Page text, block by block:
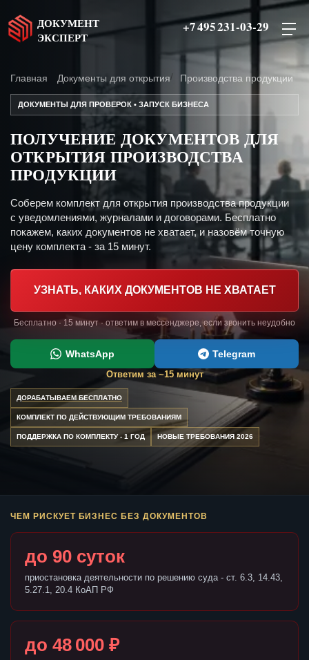
ДОКУМЕНТ
ЭКСПЕРТ
+7 495 231-03-29
Главная Документы для открытия Производства продукции
ДОКУМЕНТЫ ДЛЯ ПРОВЕРОК • ЗАПУСК БИЗНЕСА
ПОЛУЧЕНИЕ ДОКУМЕНТОВ ДЛЯ
ОТКРЫТИЯ ПРОИЗВОДСТВА
ПРОДУКЦИИ
Соберем комплект для открытия производства продукции
с уведомлениями, журналами и договорами. Бесплатно
покажем, каких документов не хватает, и назовём точную
цену комплекта - за 15 минут.
УЗНАТЬ, КАКИХ ДОКУМЕНТОВ НЕ ХВАТАЕТ
Бесплатно · 15 минут · ответим в мессенджере, если звонить неудобно
WhatsApp Telegram
Ответим за ~15 минут
ДОРАБАТЫВАЕМ БЕСПЛАТНО
КОМПЛЕКТ ПО ДЕЙСТВУЮЩИМ ТРЕБОВАНИЯМ
ПОДДЕРЖКА ПО КОМПЛЕКТУ - 1 ГОД НОВЫЕ ТРЕБОВАНИЯ 2026
ЧЕМ РИСКУЕТ БИЗНЕС БЕЗ ДОКУМЕНТОВ
до 90 суток
приостановка деятельности по решению суда - ст. 6.3, 14.43,
5.27.1, 20.4 КоАП РФ
до 48 000 ₽